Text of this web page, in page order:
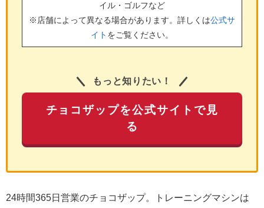
イル・ゴルフなど
※店舗によって異なる場合があります。詳しくは公式サ
イト をご覧ください。
もっと知りたい！
チョコザップを公式サイトで見
る
24時間365日営業のチョコザップ。トレーニングマシンは